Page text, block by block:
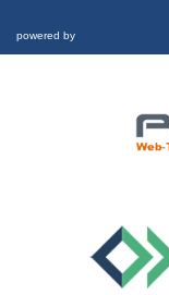
powered by